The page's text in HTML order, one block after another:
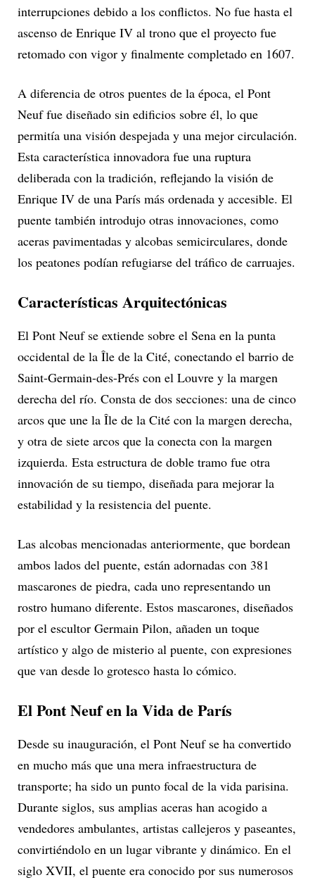
interrupciones debido a los conflictos. No fue hasta el
ascenso de Enrique IV al trono que el proyecto fue
retomado con vigor y finalmente completado en 1607.
A diferencia de otros puentes de la época, el Pont
Neuf fue diseñado sin edificios sobre él, lo que
permitía una visión despejada y una mejor circulación.
Esta característica innovadora fue una ruptura
deliberada con la tradición, reflejando la visión de
Enrique IV de una París más ordenada y accesible. El
puente también introdujo otras innovaciones, como
aceras pavimentadas y alcobas semicirculares, donde
los peatones podían refugiarse del tráfico de carruajes.
Características Arquitectónicas
El Pont Neuf se extiende sobre el Sena en la punta
occidental de la Île de la Cité, conectando el barrio de
Saint-Germain-des-Prés con el Louvre y la margen
derecha del río. Consta de dos secciones: una de cinco
arcos que une la Île de la Cité con la margen derecha,
y otra de siete arcos que la conecta con la margen
izquierda. Esta estructura de doble tramo fue otra
innovación de su tiempo, diseñada para mejorar la
estabilidad y la resistencia del puente.
Las alcobas mencionadas anteriormente, que bordean
ambos lados del puente, están adornadas con 381
mascarones de piedra, cada uno representando un
rostro humano diferente. Estos mascarones, diseñados
por el escultor Germain Pilon, añaden un toque
artístico y algo de misterio al puente, con expresiones
que van desde lo grotesco hasta lo cómico.
El Pont Neuf en la Vida de París
Desde su inauguración, el Pont Neuf se ha convertido
en mucho más que una mera infraestructura de
transporte; ha sido un punto focal de la vida parisina.
Durante siglos, sus amplias aceras han acogido a
vendedores ambulantes, artistas callejeros y paseantes,
convirtiéndolo en un lugar vibrante y dinámico. En el
siglo XVII, el puente era conocido por sus numerosos